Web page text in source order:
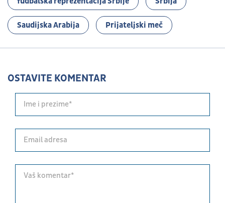
Saudijska Arabija Prijateljski meč
OSTAVITE KOMENTAR